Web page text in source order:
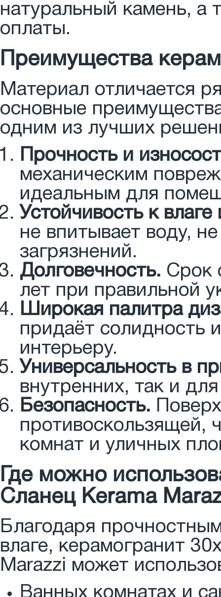
натуральный камень, а
оплаты.
Преимущества
Материал отличается
основные
одним из лучших
Прочность и
механическим
идеальным для
Устойчивость к
не впитывает воду,
загрязнений.
Долговечность. Срок
лет при правильной
Широкая палитра
придаёт солидность
интерьеру.
Универсальность в
внутренних, так и
Безопасность.
противоскользящей,
комнат и уличных
Где можно
Сланец Kerama
Благодаря
влаге, керамогранит
Marazzi может
Ванных комнатах и